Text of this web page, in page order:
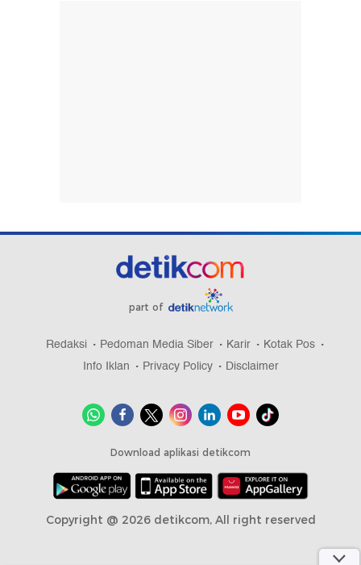
part of
Redaksi Pedoman Media Siber Karir
Kotak Pos
Info Iklan
Privacy Policy Disclaimer
Download aplikasi detikcom
Copyright @ 2026 detikcom, All right reserved